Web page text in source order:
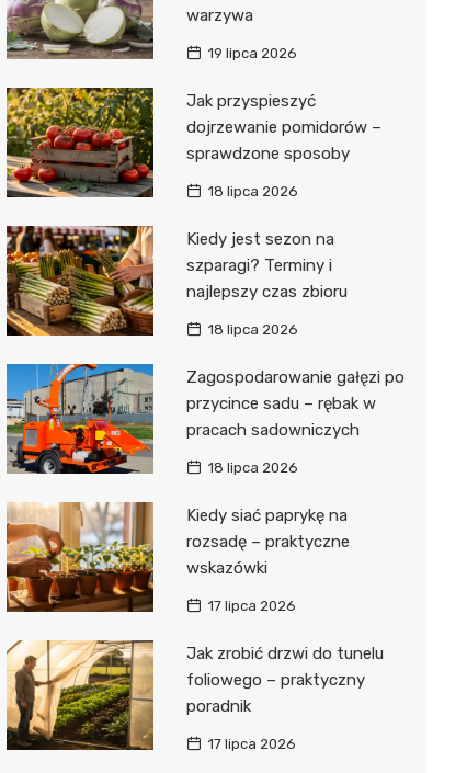
warzywa
19 lipca 2026
Jak przyspieszyć
dojrzewanie pomidorów –
sprawdzone sposoby
18 lipca 2026
Kiedy jest sezon na
szparagi? Terminy i
najlepszy czas zbioru
18 lipca 2026
Zagospodarowanie gałęzi po
przycince sadu – rębak w
pracach sadowniczych
18 lipca 2026
Kiedy siać paprykę na
rozsadę – praktyczne
wskazówki
17 lipca 2026
Jak zrobić drzwi do tunelu
foliowego – praktyczny
poradnik
17 lipca 2026